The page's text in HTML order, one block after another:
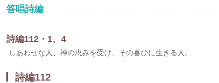
答唱詩編
詩編112・1、4
しあわせな人、神の恵みを受け、その喜びに生きる人。
詩編112